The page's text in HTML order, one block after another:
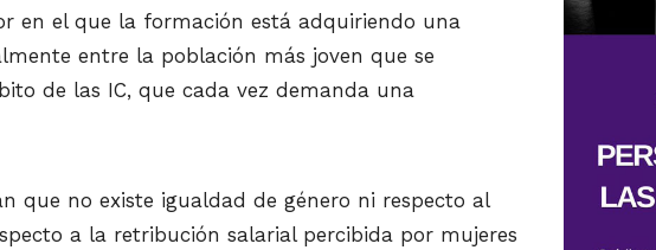
en el que la formación está adquiriendo una
entre la población más joven que se
de las IC, que cada vez demanda una
que no existe igualdad de género ni respecto al
a la retribución salarial percibida por mujeres